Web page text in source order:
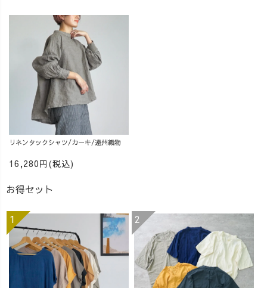
ゴットン #藍染
リネンタックシャツ/カーキ/遠州織物
16,280円(税込)
お得セット